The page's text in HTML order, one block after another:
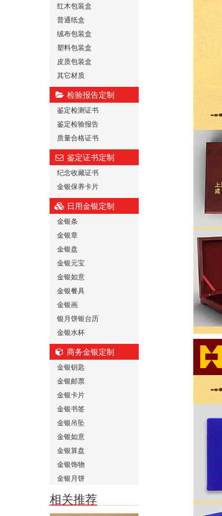
红木包装盒
普通纸盒
绒布包装盒
塑料包装盒
皮质包装盒
其它材质
检验报告定制
鉴定检测证书
鉴定检验报告
质量合格证书
鉴定证书定制
纪念收藏证书
金银保养卡片
日用金银定制
金银条
金银章
金银盘
金银元宝
金银如意
金银餐具
金银画
银月饼银台历
金银水杯
商务金银定制
金银钥匙
金银邮票
金银卡片
金银书签
金银吊坠
金银如意
金银算盘
金银饰物
金银月饼
相关推荐